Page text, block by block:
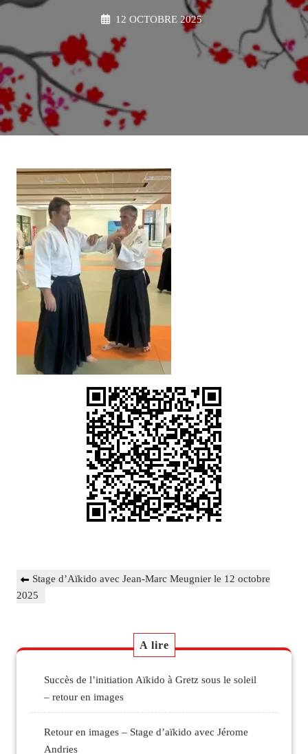
12 OCTOBRE 2025
de
Previous
Post
Stage d’Aïkido avec Jean-Marc Meugnier le 12 octobre
2025
A lire
Succès de l’initiation Aïkido à Gretz sous le soleil
– retour en images
Retour en images – Stage d’aïkido avec Jérome
Andries